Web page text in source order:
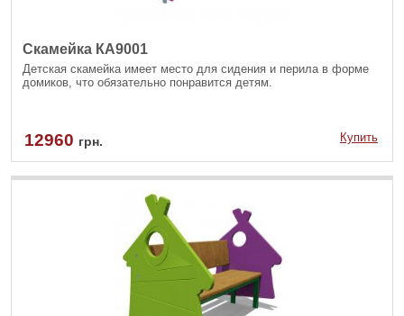
Скамейка КА9001
Детская скамейка имеет место для сидения и перила в форме
домиков, что обязательно понравится детям.
12960 грн. Купить